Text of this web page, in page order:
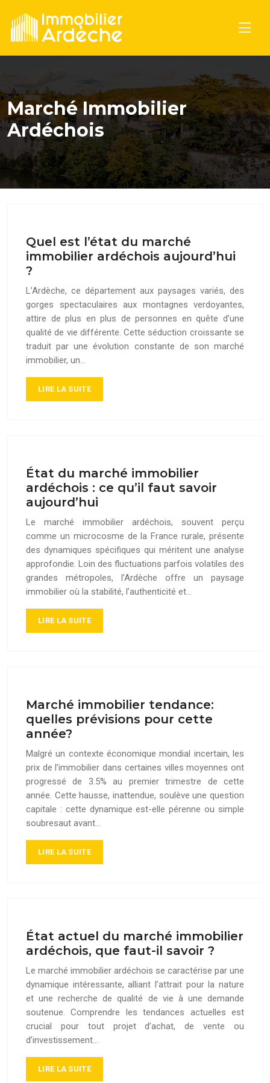
Marché Immobilier
Ardéchois
Quel est l’état du marché
immobilier ardéchois aujourd’hui
?
L’Ardèche, ce département aux paysages variés, des
gorges spectaculaires aux montagnes verdoyantes,
attire de plus en plus de personnes en quête d’une
qualité de vie différente. Cette séduction croissante se
traduit par une évolution constante de son marché
immobilier, un…
LIRE LA SUITE
État du marché immobilier
ardéchois : ce qu’il faut savoir
aujourd’hui
Le marché immobilier ardéchois, souvent perçu
comme un microcosme de la France rurale, présente
des dynamiques spécifiques qui méritent une analyse
approfondie. Loin des fluctuations parfois volatiles des
grandes métropoles, l’Ardèche offre un paysage
immobilier où la stabilité, l’authenticité et…
LIRE LA SUITE
Marché immobilier tendance:
quelles prévisions pour cette
année?
Malgré un contexte économique mondial incertain, les
prix de l’immobilier dans certaines villes moyennes ont
progressé de 3.5% au premier trimestre de cette
année. Cette hausse, inattendue, soulève une question
capitale : cette dynamique est-elle pérenne ou simple
soubresaut avant…
LIRE LA SUITE
État actuel du marché immobilier
ardéchois, que faut-il savoir ?
Le marché immobilier ardéchois se caractérise par une
dynamique intéressante, alliant l’attrait pour la nature
et une recherche de qualité de vie à une demande
soutenue. Comprendre les tendances actuelles est
crucial pour tout projet d’achat, de vente ou
d’investissement…
LIRE LA SUITE